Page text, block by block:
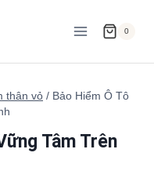
0
thân vỏ / Bảo Hiểm Ô Tô
Tâm Trên